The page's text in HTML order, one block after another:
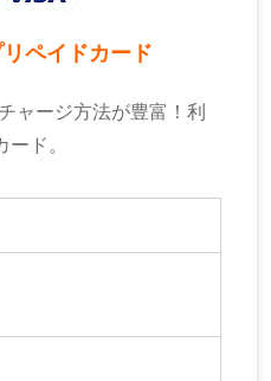
ペイドカード
ャージ方法が豊富！利
ド。